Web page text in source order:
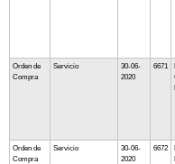
Orden de
Compra
Servicio
30-06-
2020
6671
Orden de
Compra
Servicio
30-06-
2020
6672